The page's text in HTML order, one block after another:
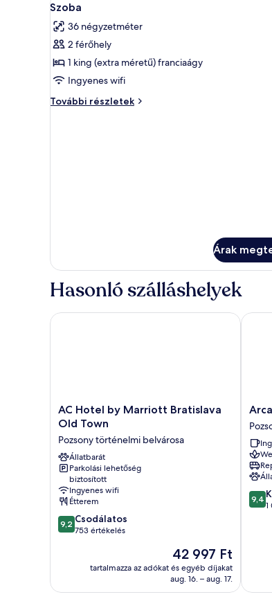
franciaágy
részletei
következő
szoba
összes
képének
megtekintése:
Szoba
2
Szoba
36 négyzetméter
2 férőhely
1 king (extra méretű) franciaágy
Ingyenes wifi
További részletek
Szoba
Árak
Hasonló szálláshelyek
AC
Hotel
Marriott
Bratislava
Old
Town
Pozsony
történelmi
belvárosa
AC Hotel by Marriott Bratislava
Old Town
Pozsony történelmi belvárosa
Állatbarát
Parkolási lehetőség
biztosított
Ingyenes wifi
Étterem
9.2
ennyiből:
9,2 Csodálatos
753 értékelés
Az
ár
42 997 Ft
42 997 Ft
tartalmazza az adókat és egyéb díjakat
aug. 16. – aug. 17.
AC Hotel by Marriott Bratislava Old Town
Hotel
9.4
9,4